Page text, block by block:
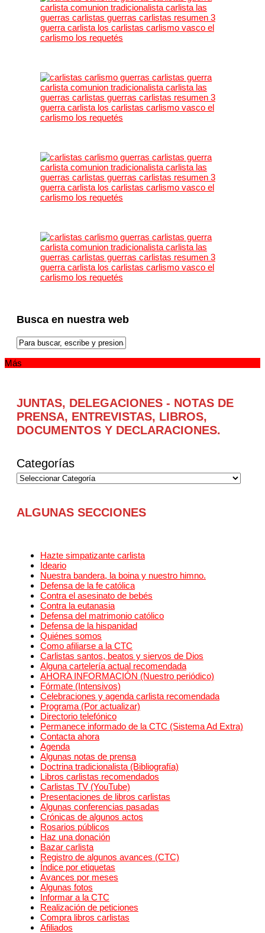
Busca en nuestra web
Más
JUNTAS, DELEGACIONES - NOTAS DE
PRENSA, ENTREVISTAS, LIBROS,
DOCUMENTOS Y DECLARACIONES.
Categorías
ALGUNAS SECCIONES
Hazte simpatizante carlista
Ideario
Nuestra bandera, la boina y nuestro himno.
Defensa de la fe católica
Contra el asesinato de bebés
Contra la eutanasia
Defensa del matrimonio católico
Defensa de la hispanidad
Quiénes somos
Como afiliarse a la CTC
Carlistas santos, beatos y siervos de Dios
Alguna cartelería actual recomendada
AHORA INFORMACIÓN (Nuestro periódico)
Fórmate (Intensivos)
Celebraciones y agenda carlista recomendada
Programa (Por actualizar)
Directorio telefónico
Permanece informado de la CTC (Sistema Ad Extra)
Contacta ahora
Agenda
Algunas notas de prensa
Doctrina tradicionalista (Bibliografía)
Libros carlistas recomendados
Carlistas TV (YouTube)
Presentaciones de libros carlistas
Algunas conferencias pasadas
Crónicas de algunos actos
Rosarios públicos
Haz una donación
Bazar carlista
Registro de algunos avances (CTC)
Índice por etiquetas
Avances por meses
Algunas fotos
Informar a la CTC
Realización de peticiones
Compra libros carlistas
Afiliados